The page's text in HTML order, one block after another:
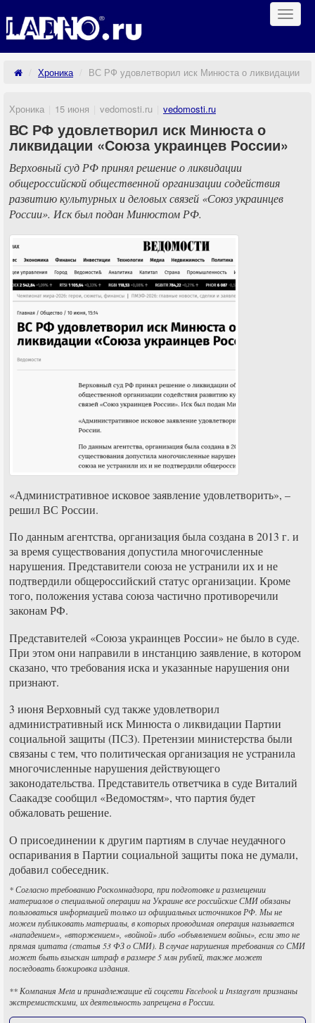
Хроника ВС РФ удовлетворил иск Минюста о ликвидации
Хроника 15 июня vedomosti.ru vedomosti.ru
ВС РФ удовлетворил иск Минюста о
ликвидации «Союза украинцев России»
Верховный суд РФ принял решение о ликвидации
общероссийской общественной организации содействия
развитию культурных и деловых связей «Союз украинцев
России». Иск был подан Минюстом РФ.
«Административное исковое заявление удовлетворить», –
решил ВС России.
По данным агентства, организация была создана в 2013 г. и
за время существования допустила многочисленные
нарушения. Представители союза не устранили их и не
подтвердили общероссийский статус организации. Кроме
того, положения устава союза частично противоречили
законам РФ.
Представителей «Союза украинцев России» не было в суде.
При этом они направили в инстанцию заявление, в котором
сказано, что требования иска и указанные нарушения они
признают.
3 июня Верховный суд также удовлетворил
административный иск Минюста о ликвидации Партии
социальной защиты (ПСЗ). Претензии министерства были
связаны с тем, что политическая организация не устранила
многочисленные нарушения действующего
законодательства. Представитель ответчика в суде Виталий
Саакадзе сообщил «Ведомостям», что партия будет
обжаловать решение.
О присоединении к другим партиям в случае неудачного
оспаривания в Партии социальной защиты пока не думали,
добавил собеседник.
* Согласно требованию Роскомнадзора, при подготовке и размещении
материалов о специальной операции на Украине все российские СМИ обязаны
пользоваться информацией только из официальных источников РФ. Мы не
можем публиковать материалы, в которых проводимая операция называется
«нападением», «вторжением», «войной» либо «объявлением войны», если это не
прямая цитата (статья 53 ФЗ о СМИ). В случае нарушения требования со СМИ
может быть взыскан штраф в размере 5 млн рублей, также может
последовать блокировка издания.
** Компания Meta и принадлежащие ей соцсети Facebook и Instagram признаны
экстремистскими, их деятельность запрещена в России.